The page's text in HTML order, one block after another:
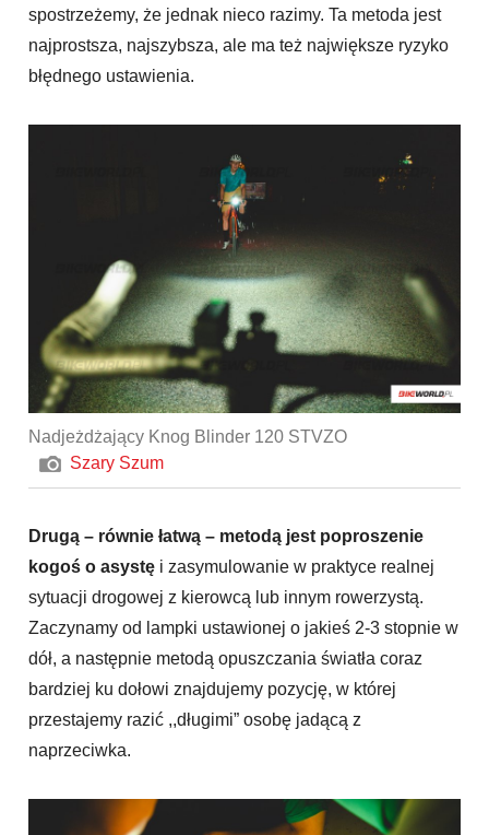
spostrzeżemy, że jednak nieco razimy. Ta metoda jest
najprostsza, najszybsza, ale ma też największe ryzyko
błędnego ustawienia.
Nadjeżdżający Knog Blinder 120 STVZO
Szary Szum
Drugą – równie łatwą – metodą jest poproszenie
kogoś o asystę i zasymulowanie w praktyce realnej
sytuacji drogowej z kierowcą lub innym rowerzystą.
Zaczynamy od lampki ustawionej o jakieś 2-3 stopnie w
dół, a następnie metodą opuszczania światła coraz
bardziej ku dołowi znajdujemy pozycję, w której
przestajemy razić ,,długimi” osobę jadącą z
naprzeciwka.